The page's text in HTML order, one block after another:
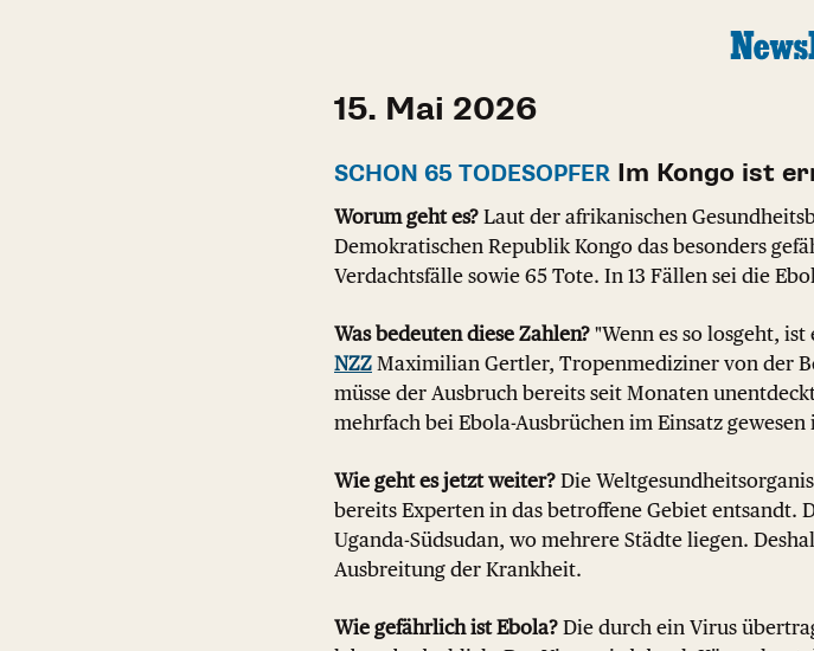
15. Mai 2026
SCHON 65 TODESOPFER Im Kongo ist
Worum geht es? Laut der afrikanischen
Demokratischen Republik Kongo das besonders
Verdachtsfälle sowie 65 Tote. In 13 Fällen sei die
Was bedeuten diese Zahlen? "Wenn es so losgeht,
NZZ Maximilian Gertler, Tropenmediziner von der
müsse der Ausbruch bereits seit Monaten
mehrfach bei Ebola-Ausbrüchen im Einsatz gewesen
Wie geht es jetzt weiter? Die
bereits Experten in das betroffene Gebiet entsandt.
Uganda-Südsudan, wo mehrere Städte liegen.
Ausbreitung der Krankheit.
Wie gefährlich ist Ebola? Die durch ein Virus